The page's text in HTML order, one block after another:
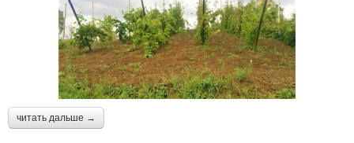
читать дальше →